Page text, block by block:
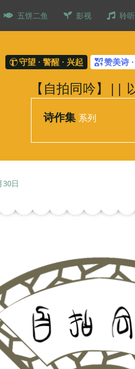
五饼二鱼 影视 聆听
守望 · 警醒 · 兴起 赞美诗
【自拍同吟】||
诗作集 系列
30日